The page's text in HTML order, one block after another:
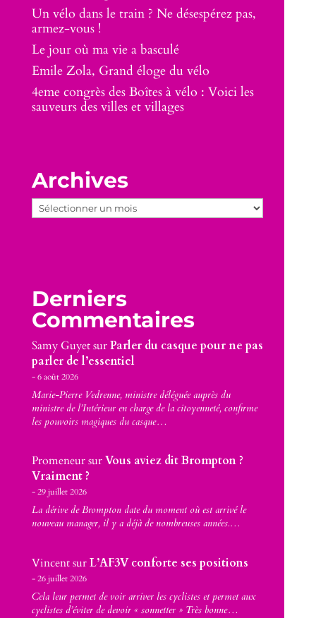
Un vélo dans le train ? Ne désespérez pas,
armez-vous !
Le jour où ma vie a basculé
Emile Zola, Grand éloge du vélo
4eme congrès des Boîtes à vélo : Voici les
sauveurs des villes et villages
Archives
Archives
Derniers
Commentaires
Samy GuyetsurParler du casque pour ne pas
parler de l’essentiel
6 août 2026
Marie-Pierre Vedrenne, ministre déléguée auprès du
ministre de l’Intérieur en charge de la citoyenneté, confirme
les pouvoirs magiques du casque…
PromeneursurVous aviez dit Brompton ?
Vraiment ?
29 juillet 2026
La dérive de Brompton date du moment où est arrivé le
nouveau manager, il y a déjà de nombreuses années.…
VincentsurL’AF3V conforte ses positions
26 juillet 2026
Cela leur permet de voir arriver les cyclistes et permet aux
cyclistes d’éviter de devoir « sonnetter » Très bonne…